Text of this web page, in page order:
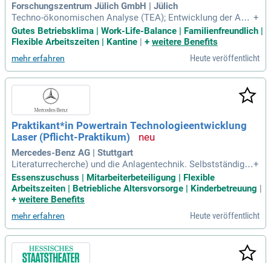
Forschungszentrum Jülich GmbH | Jülich
Techno-ökonomischen Analyse (TEA); Entwicklung der Abs
chätzungsmethodik der unteren CAPEX-Grenze mittels Anal
yse des Material Cost Floor und gegebenenfalls minimal nö
CAPEX-Abschätzungsmethoden aus der Literatur
+
Gutes Betriebsklima | Work-Life-Balance | Familienfreundlich |
Flexible Arbeitszeiten | Kantine | + weitere Benefits
mehr erfahren Heute veröffentlicht
Praktikant*in Powertrain Technologieentwicklung
Laser (Pflicht-Praktikum)
Mercedes-Benz AG | Stuttgart
Literaturrecherche) und die Anlagentechnik. Selbstständige
s Durchführen von Laserschweißversuchen. Auswertung, Int
erpretation und Präsentation der Versuchs- und Messdaten.
Werkstofftechnische Untersuchungen im Metallographie-La
+
Essenszuschuss | Mitarbeiterbeteiligung | Flexible
Arbeitszeiten | Betriebliche Altersvorsorge | Kinderbetreuung
+ weitere Benefits
mehr erfahren Heute veröffentlicht